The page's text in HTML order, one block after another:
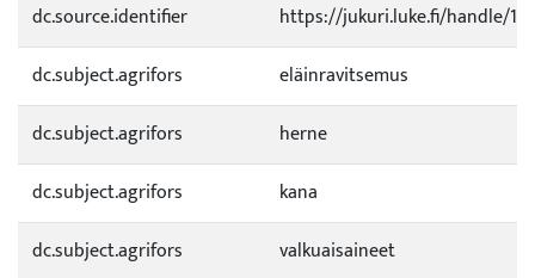
dc.source.identifier
https://jukuri.luke.fi/handle/
dc.subject.agrifors
eläinravitsemus
dc.subject.agrifors
herne
dc.subject.agrifors
kana
dc.subject.agrifors
valkuaisaineet